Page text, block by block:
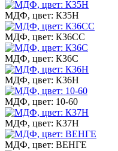
МДФ, цвет: К35Н
МДФ, цвет: К36СС
МДФ, цвет: К36С
МДФ, цвет: К36Н
МДФ, цвет: 10-60
МДФ, цвет: К37Н
МДФ, цвет: ВЕНГЕ